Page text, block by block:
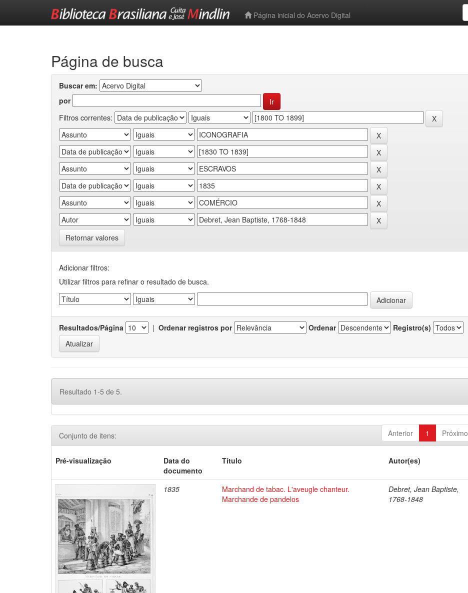
Página inicial do Acervo Digital
Página de busca
Buscar em:
por
Filtros correntes:
Retornar valores
Adicionar filtros:
Utilizar filtros para refinar o resultado de busca.
Resultados/Página | Ordenar registros por Ordenar Registro(s)
Resultado 1-5 de 5.
Anterior 1 Próximo
Conjunto de itens:
Pré-visualização
Data do
documento
Título Autor(es)
1835
Marchand de tabac. L'aveugle chanteur.
Marchande de pandelos
Debret, Jean Baptiste,
1768-1848